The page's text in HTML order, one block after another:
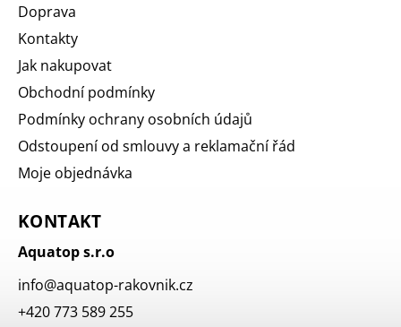
Doprava
Kontakty
Jak nakupovat
Obchodní podmínky
Podmínky ochrany osobních údajů
Odstoupení od smlouvy a reklamační řád
Moje objednávka
KONTAKT
Aquatop s.r.o
info@aquatop-rakovnik.cz
+420 773 589 255